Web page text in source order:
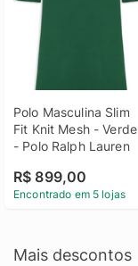
Polo Masculina Slim
Fit Knit Mesh - Verde
- Polo Ralph Lauren
R$ 899,00
Encontrado em 5 lojas
Mais descontos